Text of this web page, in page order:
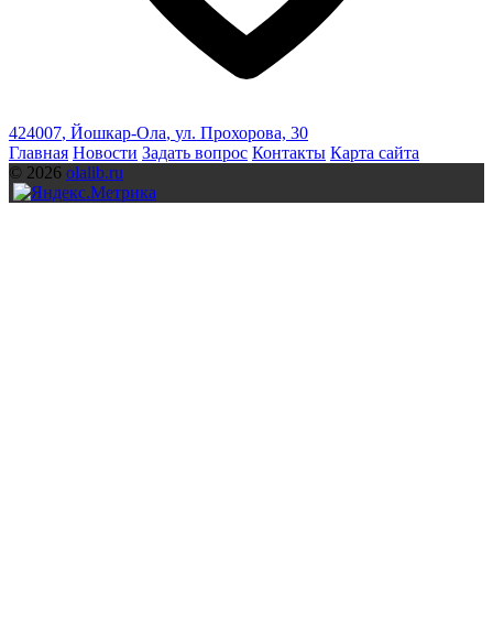
424007, Йошкар-Ола, ул. Прохорова, 30
Главная Новости Задать вопрос Контакты Карта сайта
© 2026 olalib.ru